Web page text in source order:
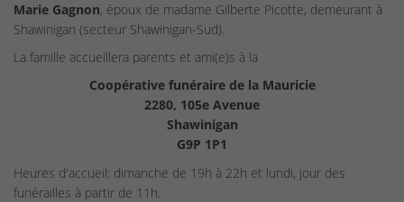
Marie Gagnon, époux de madame Gilberte Picotte, demeurant à
Shawinigan (secteur Shawinigan-Sud).
La famille accueillera parents et ami(e)s à la
Coopérative funéraire de la Mauricie
2280, 105e Avenue
Shawinigan
G9P 1P1
Heures d'accueil: dimanche de 19h à 22h et lundi, jour des
funérailles à partir de 11h.